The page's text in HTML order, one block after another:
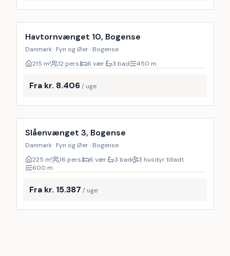
Inkl. rengøring
Havtornvænget 10, Bogense
Danmark · Fyn og Øer · Bogense
215 m² 12 pers. 6 vær. 3 bad 450 m
Fra kr. 8.406/ uge
Inkl. rengøring
Slåenvænget 3, Bogense
Danmark · Fyn og Øer · Bogense
225 m² 16 pers. 6 vær. 3 bad
3 husdyr tilladt
600 m
Fra kr. 15.387 / uge